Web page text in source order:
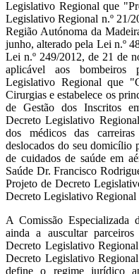
Legislativo Regional que
Legislativo Regional n.º 21/
Região Autónoma da
junho, alterado pela Lei n.º
Lei n.º 249/2012, de 21 de
aplicável aos bombeiros
Legislativo Regional que
Cirurgias e estabelece os
de Gestão dos Inscritos
Decreto Legislativo
dos médicos das
deslocados do seu domicílio
de cuidados de saúde em
Saúde Dr. Francisco
Projeto de Decreto
Decreto Legislativo Regional
A Comissão Especializada
ainda a auscultar
Decreto Legislativo
Decreto Legislativo
define o regime jurídico